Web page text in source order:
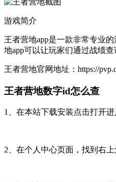
游戏简介
王者营地app是一款非常专业
地app可以让玩家们通过战绩
王者营地官网地址：https://
王者营地数字id怎么查
1、在本站下载安装点击打开
2、在个人中心页面，找到右